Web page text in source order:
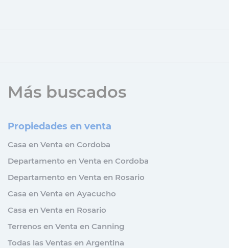
Más buscados
Propiedades en venta
Casa en Venta en Cordoba
Departamento en Venta en Cordoba
Departamento en Venta en Rosario
Casa en Venta en Ayacucho
Casa en Venta en Rosario
Terrenos en Venta en Canning
Todas las Ventas en Argentina